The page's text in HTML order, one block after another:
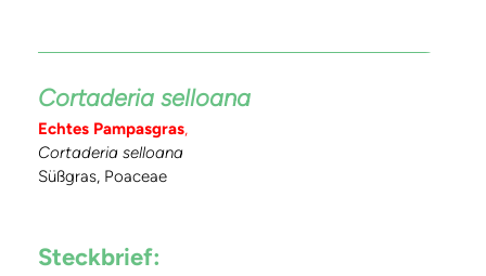
Cortaderia selloana
Echtes Pampasgras,
Cortaderia selloana
Süßgras, Poaceae
Steckbrief: